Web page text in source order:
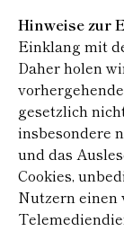
Hinweise zur
Einklang mit
Daher holen
gesetzlich
insbesondere
und das
Cookies,
Nutzern einen